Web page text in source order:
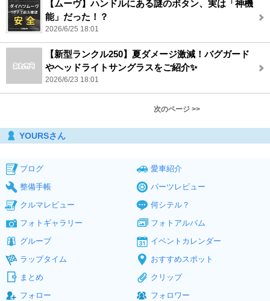
【ムーヴ】ハンドルにある謎のボタン、実は「神機
能」だった！？
2026/6/25 18:01
【新型ランクル250】夏ダメージ激減！バグガード
やヘッドライトサングラスをご紹介✨
2026/6/23 18:01
次のページ >>
YOURSさん
ブログ
愛車紹介
整備手帳
パーツレビュー
クルマレビュー
何シテル？
フォトギャラリー
フォトアルバム
グループ
イベントカレンダー
ラップタイム
おすすめスポット
まとめ
クリップ
フォロー
フォロワー